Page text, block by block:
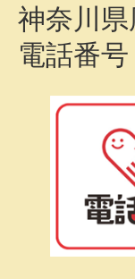
神奈川
電話番号